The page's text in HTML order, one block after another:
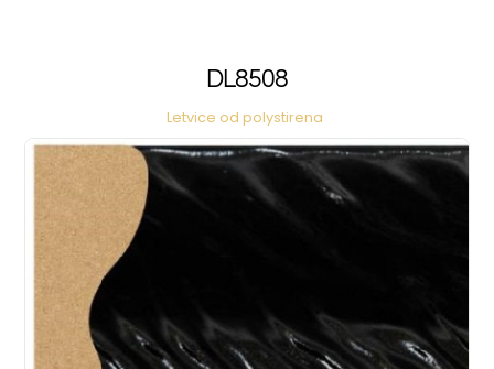
DL8508
Letvice od polystirena